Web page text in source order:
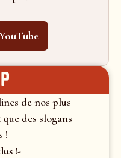
de nos plus
des slogans
!
!-